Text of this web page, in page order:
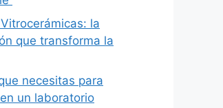
la
que transforma la
necesitas para
un laboratorio